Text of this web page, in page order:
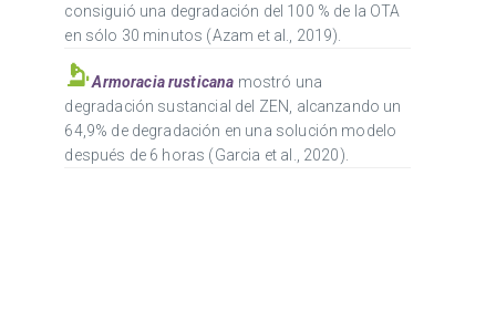
consiguió una degradación del 100 % de la OTA
en sólo 30 minutos (Azam et al., 2019).
Armoracia rusticana mostró una
degradación sustancial del ZEN, alcanzando un
64,9% de degradación en una solución modelo
después de 6 horas (Garcia et al., 2020).